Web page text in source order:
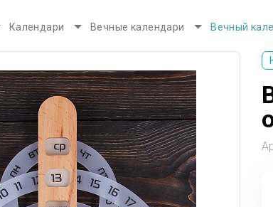
Календари Вечные календари Вечный